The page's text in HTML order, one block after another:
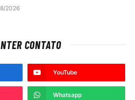
2026
CONTATO
YouTube
Whatsapp